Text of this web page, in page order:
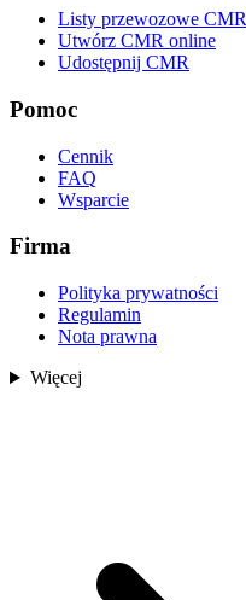
Listy przewozowe CMR
Utwórz CMR online
Udostępnij CMR
Pomoc
Cennik
FAQ
Wsparcie
Firma
Polityka prywatności
Regulamin
Nota prawna
Więcej